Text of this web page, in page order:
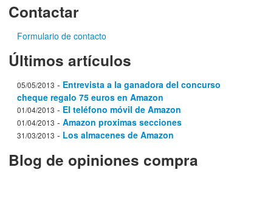
Contactar
Formulario de contacto
Últimos artículos
05/05/2013 - Entrevista a la ganadora del concurso
cheque regalo 75 euros en Amazon
01/04/2013 - El teléfono móvil de Amazon
01/04/2013 - Amazon proximas secciones
31/03/2013 - Los almacenes de Amazon
Blog de opiniones compra